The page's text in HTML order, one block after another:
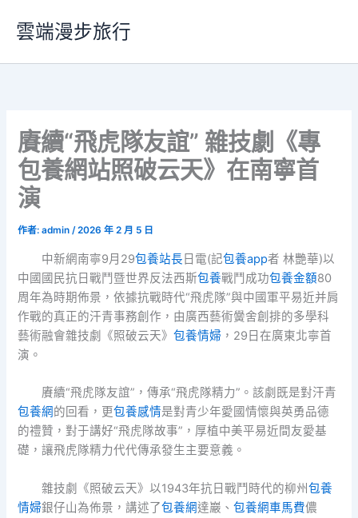
要
雲端漫步旅行
賡續“飛虎隊友誼” 雜技劇《專
包養網站照破云天》在南寧首
演
作者:admin/2026 年 2 月 5 日
中新網南寧9月29包養站長 日電(記包養app者 林艷華)以
中國國民抗日戰鬥暨世界反法西斯包養戰鬥成功包養金額80
周年為時期佈景，依據抗戰時代“飛虎隊”與中國軍平易近并肩
作戰的真正的汗青事務創作，由廣西藝術黌舍創排的多學科
藝術融會雜技劇《照破云天》包養情婦 ，29日在廣東北寧首
演。
賡續“飛虎隊友誼”，傳承“飛虎隊精力”。該劇既是對汗青
包養網的回看，更包養感情是對青少年愛國情懷與英勇品德
的禮贊，對于講好“飛虎隊故事”，厚植中美平易近間友愛基
礎，讓飛虎隊精力代代傳承發生主要意義。
雜技劇《照破云天》以1943年抗日戰鬥時代的柳州包養
情婦銀仔山為佈景，講述了包養網達巖、包養網車馬費儂